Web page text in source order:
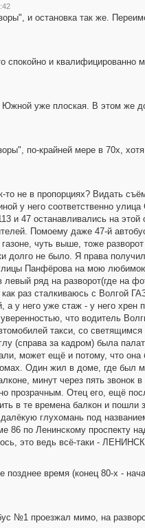
и остановка так же.
спокойно и квалифицированно
уже плоская. В этом же
по-крайней мере в 70х,
то не в пропорциях? Видать
у него соответственно
и 47 останавливались на
Помоему даже 47-й
газоне, чуть выше, тоже
долго не было. Я права
Панфёрова на мою
ряд на разворот(где на
раз сталкиваюсь с Волгой
а у него уже стаж - у него
что водитель
такси, со
(справа за кадром) была
может ещё и потому, что
Один жил в доме, где был
минут через пять
прозрачным. Отец его, ещё
в те времена балкон и
глухомань под
86 по Ленинскому проспекту
это ведь всё-таки -
позднее время (конец 80-х -
№1 проезжал мимо, на